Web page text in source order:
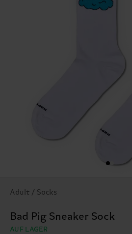
Adult / Socks
Bad Pig Sneaker Sock
AUF LAGER